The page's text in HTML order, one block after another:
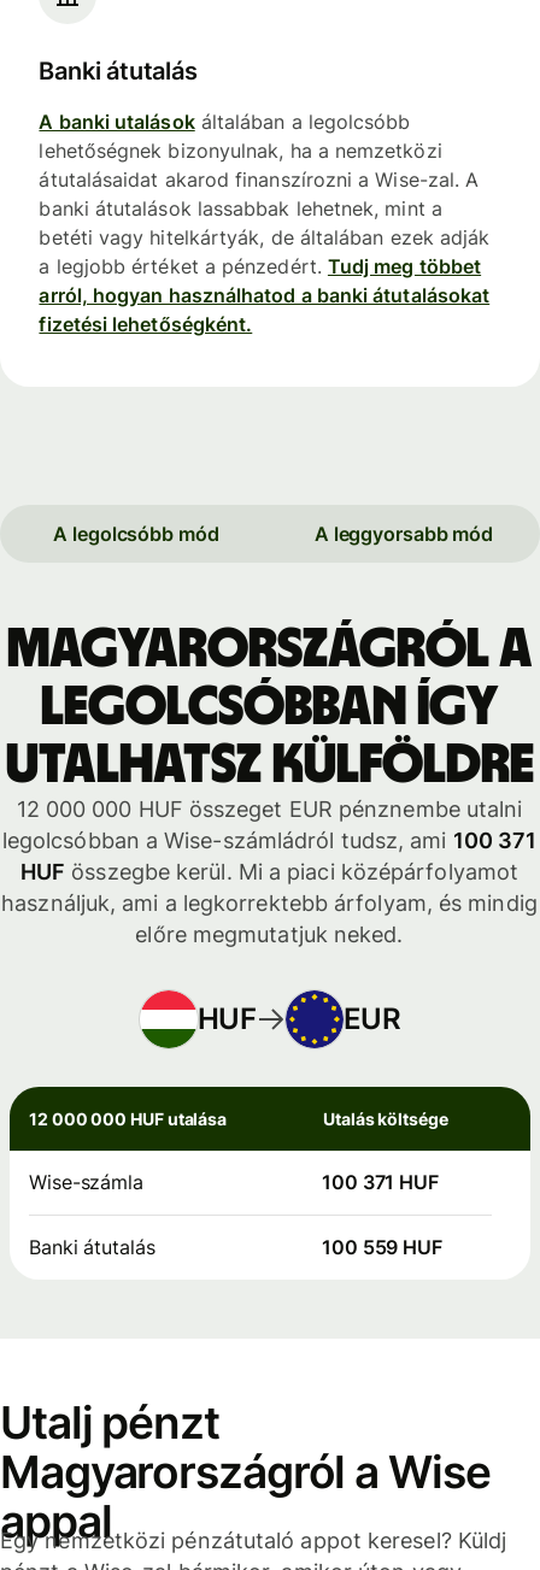
Banki átutalás
A banki utalásokáltalában a legolcsóbb
lehetőségnek bizonyulnak, ha a nemzetközi
átutalásaidat akarod finanszírozni a Wise-zal. A
banki átutalások lassabbak lehetnek, mint a
betéti vagy hitelkártyák, de általában ezek adják
a legjobb értéket a pénzedért. Tudj meg többet
arról, hogyan használhatod a banki átutalásokat
fizetési lehetőségként.
A legolcsóbb mód A leggyorsabb mód
Magyarországról a
legolcsóbban így
utalhatsz külföldre
12 000 000 HUF összeget EUR pénznembe utalni
legolcsóbban a Wise-számládról tudsz, ami 100 371
HUF összegbe kerül. Mi a piaci középárfolyamot
használjuk, ami a legkorrektebb árfolyam, és mindig
előre megmutatjuk neked.
HUF EUR
12 000 000 HUF utalása Utalás költsége
Wise-számla 100 371 HUF
Banki átutalás 100 559 HUF
Utalj pénzt
Magyarországról a Wise
appal
Egy nemzetközi pénzátutaló appot keresel? Küldj